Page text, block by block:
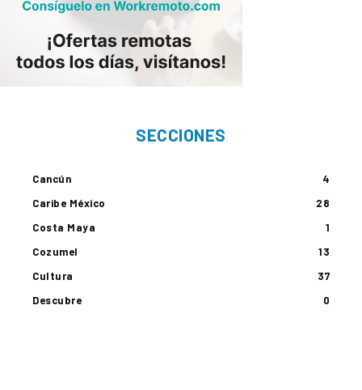
SECCIONES
Cancún
4
Caribe México
28
Costa Maya
1
Cozumel
13
Cultura
37
Descubre
0